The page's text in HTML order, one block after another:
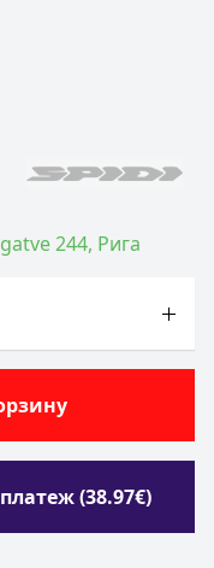
244, Рига
(38.97€)